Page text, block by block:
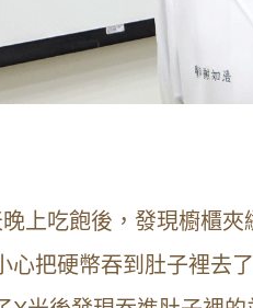
上吃飽後，發現櫥櫃
心把硬幣吞到肚子裡去